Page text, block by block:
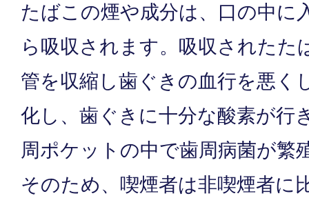
たばこの煙や成分は、口の中に
ら吸収されます。吸収されたた
管を収縮し歯ぐきの血行を悪く
化し、歯ぐきに十分な酸素が行
周ポケットの中で歯周病菌が繁
そのため、喫煙者は非喫煙者に